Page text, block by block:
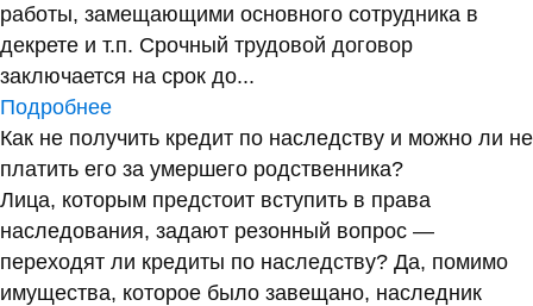
работы, замещающими основного сотрудника в
декрете и т.п. Срочный трудовой договор
заключается на срок до...
Подробнее
Как не получить кредит по наследству и можно ли не
платить его за умершего родственника?
Лица, которым предстоит вступить в права
наследования, задают резонный вопрос —
переходят ли кредиты по наследству? Да, помимо
имущества, которое было завещано, наследник